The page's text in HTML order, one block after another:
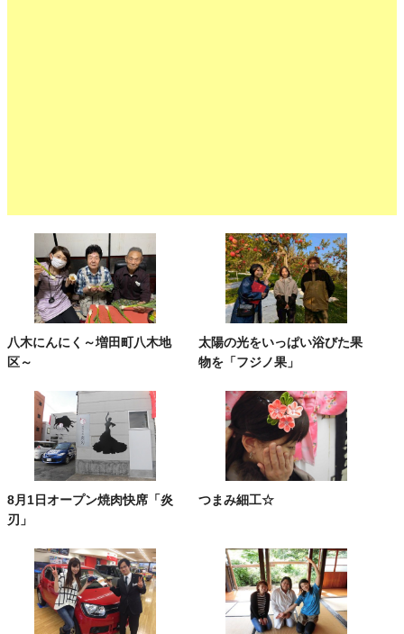
八木にんにく～増田町八木地
区～
太陽の光をいっぱい浴びた果
物を「フジノ果」
8月1日オープン焼肉快席「炎
刃」
つまみ細工☆